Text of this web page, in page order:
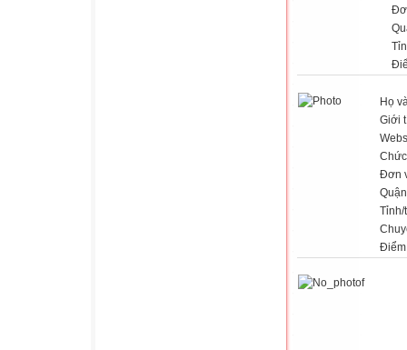
Họ
Giới
Đơn
Tỉnh/